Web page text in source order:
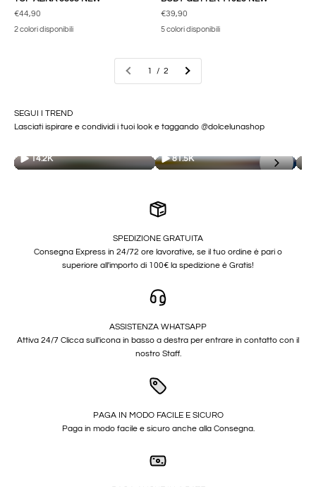
Prezzo scontato
€44,90
2 colori disponibili
Prezzo scontato
€39,90
5 colori disponibili
1 / 2
SEGUI I TREND
Lasciati ispirare e condividi i tuoi look e taggando @dolcelunashop
14.2K 81.5K
SPEDIZIONE GRATUITA
Consegna Express in 24/72 ore lavorative, se il tuo ordine è pari o
superiore all'importo di 100€ la spedizione è Gratis!
ASSISTENZA WHATSAPP
Attiva 24/7 Clicca sull'icona in basso a destra per entrare in contatto con il
nostro Staff.
PAGA IN MODO FACILE E SICURO
Paga in modo facile e sicuro anche alla Consegna.